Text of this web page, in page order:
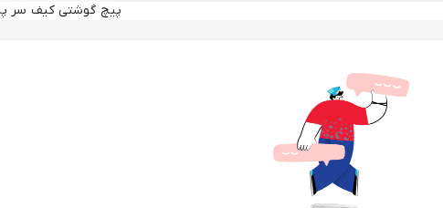
پیچ گوشتی کیف سر